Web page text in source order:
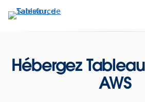
Aller
au
Hébergez
AWS